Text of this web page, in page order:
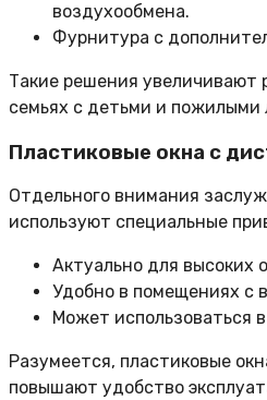
воздухообмена.
Фурнитура с
Такие решения увеличивают
семьях с детьми и пожилыми
Пластиковые окна с
Отдельного внимания
используют специальные
Актуально для высоких
Удобно в помещениях с
Может использоваться
Разумеется, пластиковые
повышают удобство